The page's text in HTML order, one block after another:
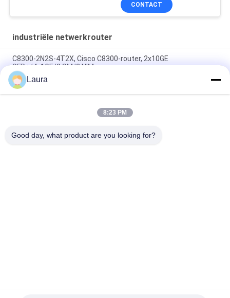
CONTACT
industriële netwerkrouter
C8300-2N2S-4T2X, Cisco C8300-router, 2x10GE
SFP+/4x1GE/2 SM/2 NIM
AR6710-L14T2X4, Huawei AR6700-router,
14xGE/2x10GE/4xSFP+
AR651W, Huawei AR651W-router, 2*GE WAN/8*GE
Laura
8:23 PM
Good day, what product are you looking for?